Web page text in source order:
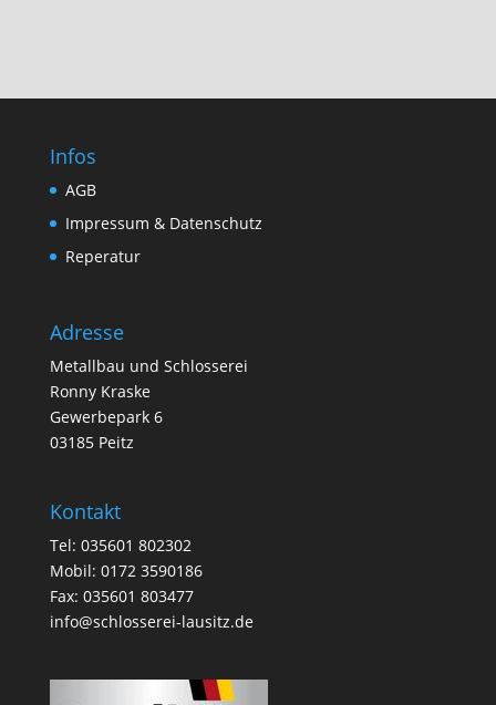
Infos
AGB
Impressum & Datenschutz
Reperatur
Adresse
Metallbau und Schlosserei
Ronny Kraske
Gewerbepark 6
03185 Peitz
Kontakt
Tel: 035601 802302
Mobil: 0172 3590186
Fax: 035601 803477
info@schlosserei-lausitz.de